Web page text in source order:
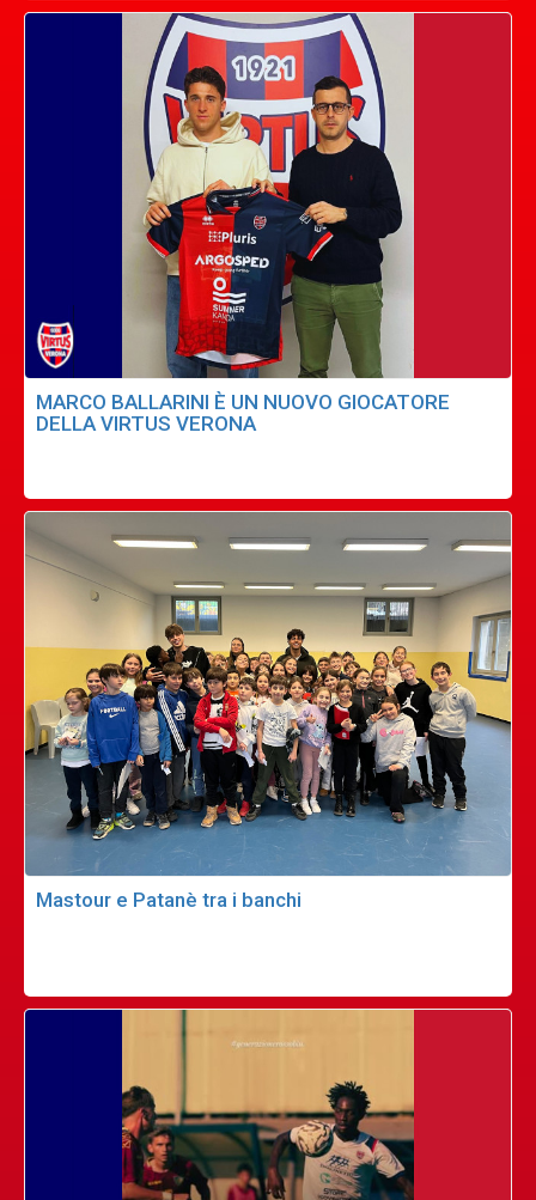
MARCO BALLARINI È UN NUOVO GIOCATORE
DELLA VIRTUS VERONA
Mastour e Patanè tra i banchi